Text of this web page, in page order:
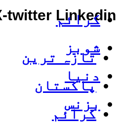
twitter Linkedin
تازہ ترین
پاکستان
کرائم
کرائم
شوبز
دنیا
بزنس